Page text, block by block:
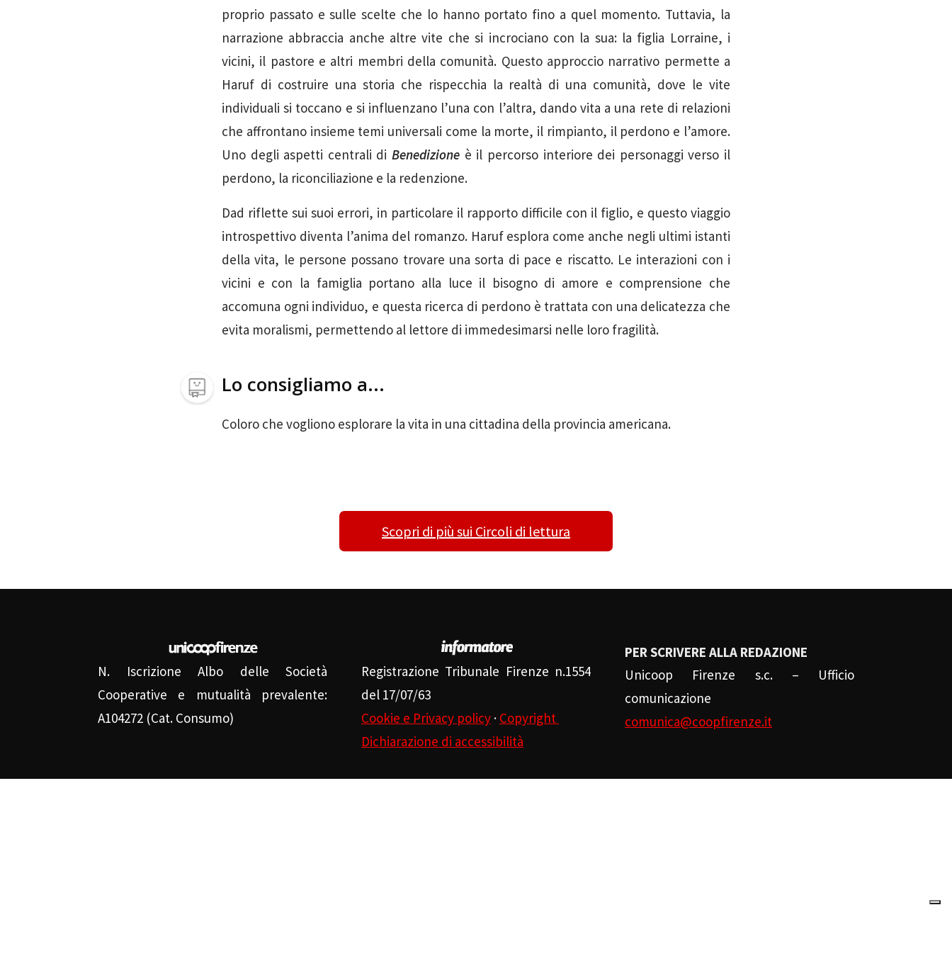
proprio passato e sulle scelte che lo hanno portato fino a quel momento. Tuttavia, la
narrazione abbraccia anche altre vite che si incrociano con la sua: la figlia Lorraine, i
vicini, il pastore e altri membri della comunità. Questo approccio narrativo permette a
Haruf di costruire una storia che rispecchia la realtà di una comunità, dove le vite
individuali si toccano e si influenzano l’una con l’altra, dando vita a una rete di relazioni
che affrontano insieme temi universali come la morte, il rimpianto, il perdono e l’amore.
Uno degli aspetti centrali diBenedizione è il percorso interiore dei personaggi verso il
perdono, la riconciliazione e la redenzione.
Dad riflette sui suoi errori, in particolare il rapporto difficile con il figlio, e questo viaggio
introspettivo diventa l’anima del romanzo. Haruf esplora come anche negli ultimi istanti
della vita, le persone possano trovare una sorta di pace e riscatto. Le interazioni con i
vicini e con la famiglia portano alla luce il bisogno di amore e comprensione che
accomuna ogni individuo, e questa ricerca di perdono è trattata con una delicatezza che
evita moralismi, permettendo al lettore di immedesimarsi nelle loro fragilità.
Lo consigliamo a...
Coloro che vogliono esplorare la vita in una cittadina della provincia americana.
Scopri di più sui Circoli di lettura
N. Iscrizione Albo delle Società
Cooperative e mutualità prevalente:
A104272 (Cat. Consumo)
Registrazione Tribunale Firenze n.1554
del 17/07/63
Cookie e Privacy policy · Copyright
Dichiarazione di accessibilità
PER SCRIVERE ALLA REDAZIONE
Unicoop Firenze s.c. – Ufficio
comunicazione
comunica@coopfirenze.it